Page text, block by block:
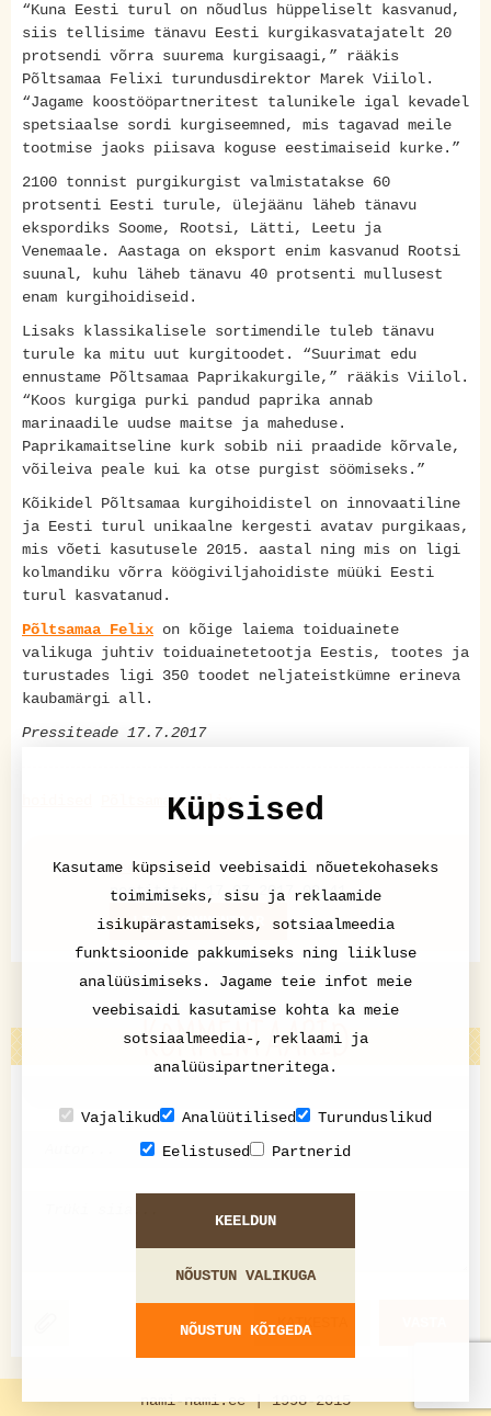
“Kuna Eesti turul on nõudlus hüppeliselt kasvanud,
siis tellisime tänavu Eesti kurgikasvatajatelt 20
protsendi võrra suurema kurgisaagi,” rääkis
Põltsamaa Felixi turundusdirektor Marek Viilol.
“Jagame koostööpartneritest talunikele igal kevadel
spetsiaalse sordi kurgiseemned, mis tagavad meile
tootmise jaoks piisava koguse eestimaiseid kurke.”
2100 tonnist purgikurgist valmistatakse 60
protsenti Eesti turule, ülejäänu läheb tänavu
ekspordiks Soome, Rootsi, Lätti, Leetu ja
Venemaale. Aastaga on eksport enim kasvanud Rootsi
suunal, kuhu läheb tänavu 40 protsenti mullusest
enam kurgihoidiseid.
Lisaks klassikalisele sortimendile tuleb tänavu
turule ka mitu uut kurgitoodet. “Suurimat edu
ennustame Põltsamaa Paprikakurgile,” rääkis Viilol.
“Koos kurgiga purki pandud paprika annab
marinaadile uudse maitse ja maheduse.
Paprikamaitseline kurk sobib nii praadide kõrvale,
võileiva peale kui ka otse purgist söömiseks.”
Kõikidel Põltsamaa kurgihoidistel on innovaatiline
ja Eesti turul unikaalne kergesti avatav purgikaas,
mis võeti kasutusele 2015. aastal ning mis on ligi
kolmandiku võrra köögiviljahoidiste müüki Eesti
turul kasvatanud.
Põltsamaa Felix on kõige laiema toiduainete
valikuga juhtiv toiduainetetootja Eestis, tootes ja
turustades ligi 350 toodet neljateistkümne erineva
kaubamärgi all.
Pressiteade 17.7.2017
Põltsamaa Felix
Pressiteade
postitatud 17.07.2017 09:41
LISA KOMMENTAAR
KOMMENTAARID
KATKESTA
nami-nami.ee | 1998-2015
Küpsised
Kasutame küpsiseid veebisaidi nõuetekohaseks
toimimiseks, sisu ja reklaamide
isikupärastamiseks, sotsiaalmeedia
funktsioonide pakkumiseks ning liikluse
analüüsimiseks. Jagame teie infot meie
veebisaidi kasutamise kohta ka meie
sotsiaalmeedia-, reklaami ja
analüüsipartneritega.
Vajalikud Analüütilised
Turunduslikud
Eelistused
Partnerid
KEELDUN
NÕUSTUN VALIKUGA
NÕUSTUN KÕIGEDA